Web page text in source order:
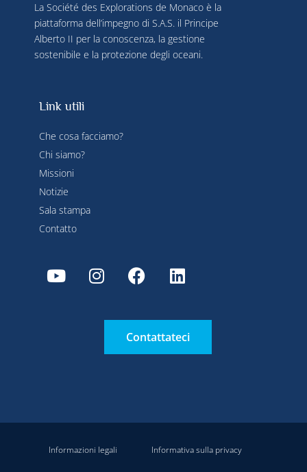
La Société des Explorations de Monaco è la
piattaforma dell’impegno di S.A.S. il Principe
Alberto II per la conoscenza, la gestione
sostenibile e la protezione degli oceani.
Link utili
Che cosa facciamo?
Chi siamo?
Missioni
Notizie
Sala stampa
Contatto
Contattateci
Informazioni legali Informativa sulla privacy